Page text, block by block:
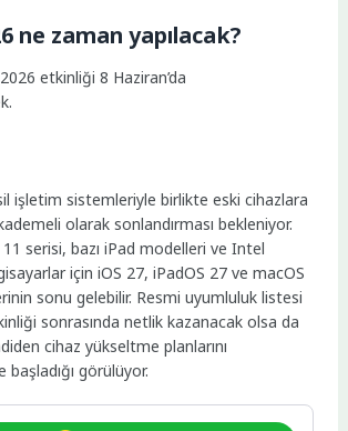
ne zaman yapılacak?
2026 etkinliği 8 Haziran’da
işletim sistemleriyle birlikte eski cihazlara
olarak sonlandırması bekleniyor.
serisi, bazı iPad modelleri ve Intel
için iOS 27, iPadOS 27 ve macOS
sonu gelebilir. Resmi uyumluluk listesi
sonrasında netlik kazanacak olsa da
cihaz yükseltme planlarını
görülüyor.